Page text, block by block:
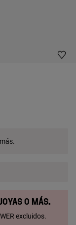
o más.
excluidos.